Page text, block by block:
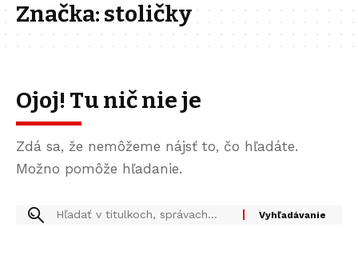
Značka:stoličky
Ojoj! Tu nič nie je
Zdá sa, že nemôžeme nájsť to, čo hľadáte.
Možno pomôže hľadanie.